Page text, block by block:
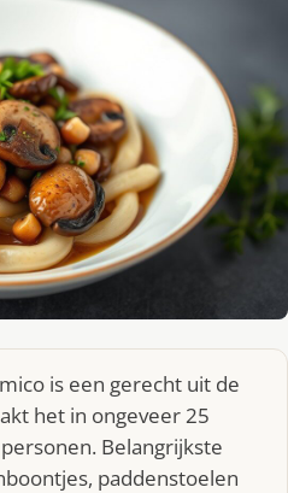
is een gerecht uit de
het in ongeveer 25
Belangrijkste
paddenstoelen